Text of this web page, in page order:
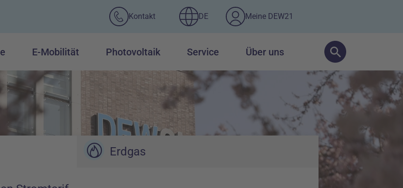
Kontakt DE Meine DEW21
E-Mobilität Photovoltaik Service Über uns
Erdgas